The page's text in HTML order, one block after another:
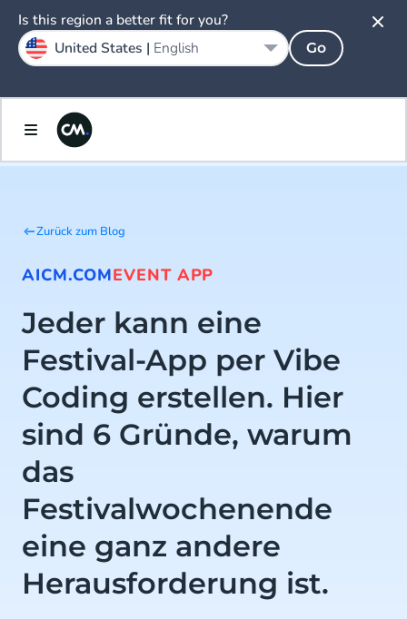
Zurück zum Blog
AICM.COMEVENT APP
Jeder kann eine
Festival-App per Vibe
Coding erstellen. Hier
sind 6 Gründe, warum
das
Festivalwochenende
eine ganz andere
Herausforderung ist.
Is this region a better fit for you?
United States | English Go